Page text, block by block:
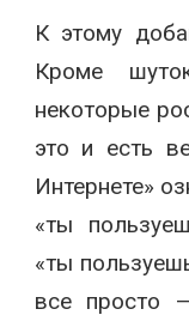
К этому
Кроме
некоторые
это и есть
Интернете»
«ты
«ты
все просто